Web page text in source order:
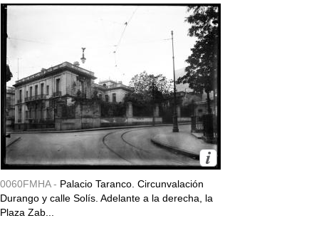
0060FMHA - Palacio Taranco. Circunvalación
Durango y calle Solís. Adelante a la derecha, la
Plaza Zab...